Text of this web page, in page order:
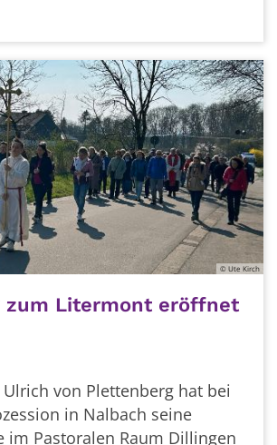
© Ute Kirch
zum Litermont eröffnet
von Plettenberg hat bei
in Nalbach seine
im Pastoralen Raum Dillingen